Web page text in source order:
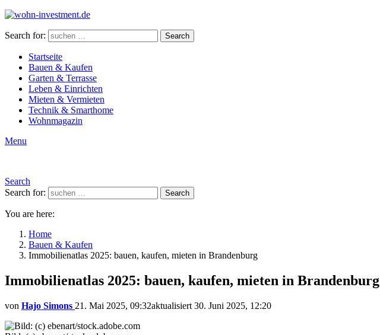
Search for: Search
Startseite
Bauen & Kaufen
Garten & Terrasse
Leben & Einrichten
Mieten & Vermieten
Technik & Smarthome
Wohnmagazin
Menu
Search
Search for:
Search
You are here:
Home
Bauen & Kaufen
Immobilienatlas 2025: bauen, kaufen, mieten in Brandenburg
Immobilienatlas 2025: bauen, kaufen, mieten in Brandenburg
von Hajo Simons 21. Mai 2025, 09:32aktualisiert 30. Juni 2025, 12:20